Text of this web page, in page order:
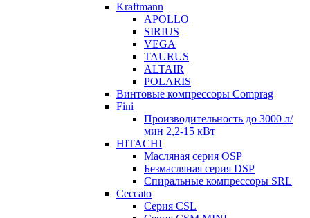
Kraftmann
APOLLO
SIRIUS
VEGA
TAURUS
ALTAIR
POLARIS
Винтовые компрессоры Comprag
Fini
Производительность до 3000 л/
мин 2,2-15 кВт
HITACHI
Масляная серия OSP
Безмасляная серия DSP
Спиральные компрессоры SRL
Ceccato
Серия CSL